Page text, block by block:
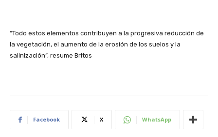
“Todo estos elementos contribuyen a la progresiva reducción de
la vegetación, el aumento de la erosión de los suelos y la
salinización”, resume Britos
Facebook X WhatsApp